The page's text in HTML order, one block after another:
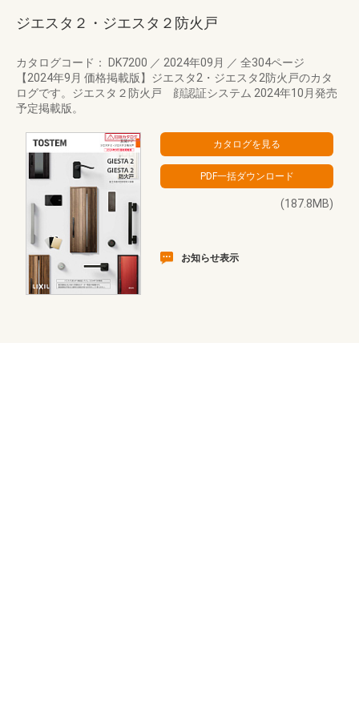
ジエスタ２・ジエスタ２防火戸
カタログコード： DK7200 ／ 2024年09月 ／ 全304ページ
【2024年9月 価格掲載版】ジエスタ2・ジエスタ2防火戸のカタ
ログです。ジエスタ２防火戸 顔認証システム 2024年10月発売
予定掲載版。
(187.8MB)
お知らせ表示